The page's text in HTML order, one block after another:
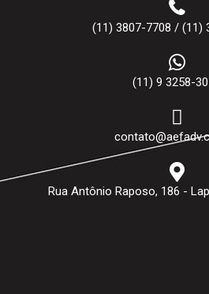
(11) 3807-7708 / (11)
(11) 9 3258-
Rua Antônio Raposo, 186 -